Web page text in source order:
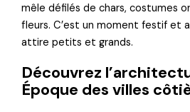
mêle défilés de chars, costumes
fleurs. C’est un moment festif et
attire petits et grands.
Découvrez
Époque des villes